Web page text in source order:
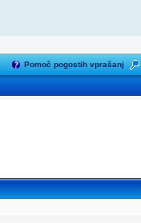
Pomoč pogostih vprašanj